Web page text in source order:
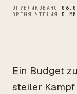
ОПУБЛИКОВАНО
ВРЕМЯ ЧТЕНИЯ5
Ein Budget
steiler